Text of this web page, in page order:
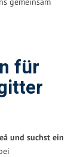
für
und suchst ein